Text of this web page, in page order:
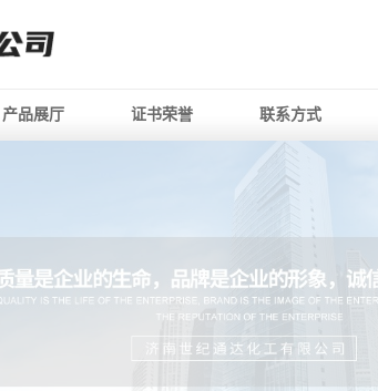
产品展厅 证书荣誉 联系方式